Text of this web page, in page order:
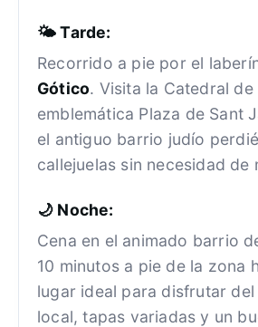
🌤️ Tarde:
Recorrido a pie por el
Gótico. Visita la Catedral
emblemática Plaza de Sant
el antiguo barrio judío
callejuelas sin necesidad de
🌙 Noche:
Cena en el animado barrio
10 minutos a pie de la zona
lugar ideal para disfrutar del
local, tapas variadas y un